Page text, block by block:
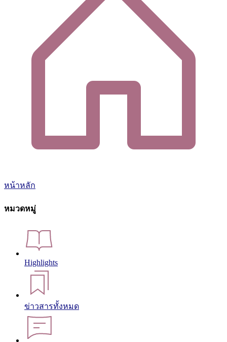
หน้าหลัก
หมวดหมู่
Highlights
ข่าวสารทั้งหมด